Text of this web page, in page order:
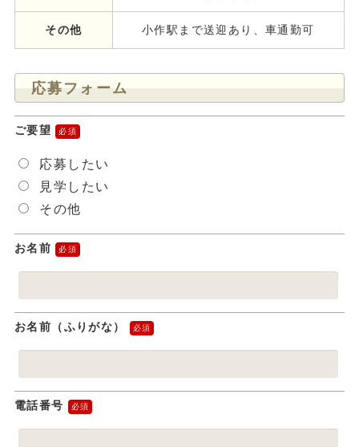
その他 小作駅まで送迎あり、車通勤可
応募フォーム
ご要望
応募したい
見学したい
その他
お名前
お名前（ふりがな）
電話番号